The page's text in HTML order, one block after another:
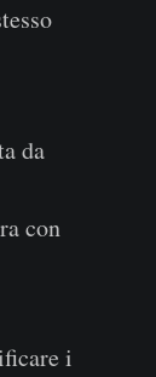
da
con
i